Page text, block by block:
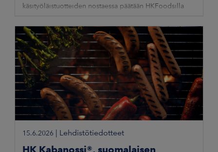
käsityöläistuotteiden nostaessa päätään HKFoodsilla
15.6.2026 Lehdistötiedotteet
HK Kabanossi®, suomalaisen